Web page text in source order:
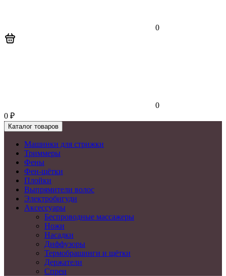
0
0
0 ₽
Каталог товаров
Машинки для стрижки
Триммеры
Фены
Фен-щётки
Плойки
Выпрямители волос
Электробигуди
Аксессуары
Беспроводные массажеры
Ножи
Насадки
Диффузоры
Термобрашинги и щётки
Держатели
Спреи